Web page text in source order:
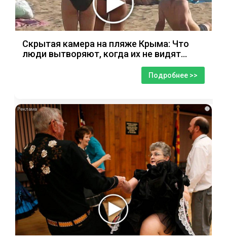
Скрытая камера на пляже Крыма: Что
люди вытворяют, когда их не видят...
Подробнее >>
i